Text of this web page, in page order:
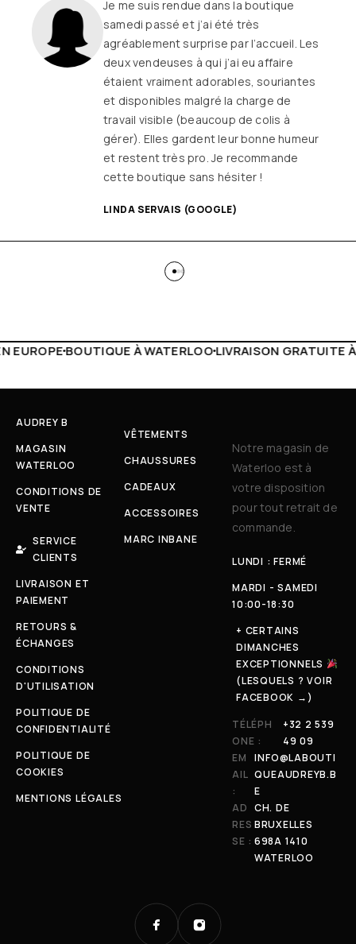
Une boutique familiale, à l’écoute et
remplie de joie de vivre
Les
vêtements sont de qualité, tendances
et originaux pour différentes
morphologies
et ça fait très
longtemps que j’y vais (depuis le début
ou quasiment) J’adore y faire un tour et
on ne sort jamais (ou presque) sans rien
LIVRAISON GRATUITE À PARTIR DE 150€LIVE
AUDREY B
MAGASIN
WATERLOO
CONDITIONS DE
VENTE
SERVICE
CLIENTS
LIVRAISON ET
PAIEMENT
RETOURS &
ÉCHANGES
CONDITIONS
D'UTILISATION
POLITIQUE DE
CONFIDENTIALITÉ
POLITIQUE DE
COOKIES
MENTIONS LÉGALES
VÊTEMENTS
CHAUSSURES
CADEAUX
ACCESSOIRES
MARC INBANE
Notre magasin de
Waterloo est à
votre disposition
pour tout retrait de
commande.
LUNDI : FERMÉ
MARDI - SAMEDI
10:00-18:30
+ CERTAINS
DIMANCHES
EXCEPTIONNELS
(LESQUELS ? VOIR
FACEBOOK →)
TÉLÉPH
ONE :
+32 2 539
49 09
EM
AIL
:
INFO@LABOUTI
QUEAUDREYB.B
E
AD
RES
SE :
CH. DE
BRUXELLES
698A 1410
WATERLOO